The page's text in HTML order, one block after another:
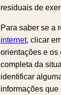
residuais de
Para saber se a
internet, clicar
orientações e os
completa da
identificar
informações